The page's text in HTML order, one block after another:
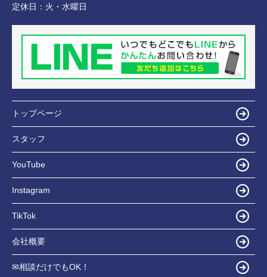
定休日： 火・水曜日
トップページ
スタッフ
YouTube
Instagram
TikTok
会社概要
✉相談だけでもOK！